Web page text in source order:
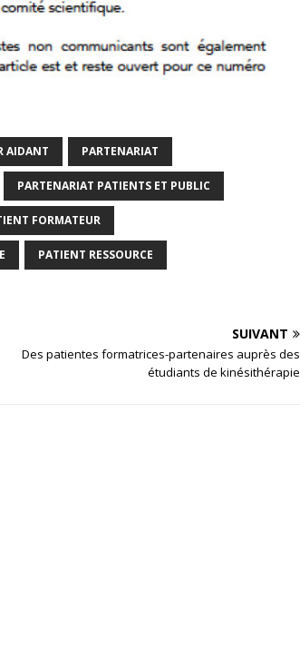
AIDANT PARTENARIAT
PARTENARIAT PATIENTS ET PUBLIC
FORMATEUR
PATIENT RESSOURCE
SUIVANT
Des patientes formatrices-partenaires auprès des
étudiants de kinésithérapie